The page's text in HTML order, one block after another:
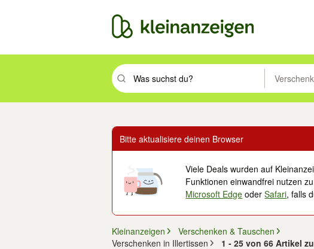
Suchbegriff eingeben. Eingabetaste drücken um zu
Bitte aktualisiere deinen Browser
Viele Deals wurden auf
Funktionen einwandfrei nutzen
Microsoft Edge oderSafari, falls
Kleinanzeigen
Verschenken & Tauschen
Verschenken in Illertissen
1 - 25 von 66 Artikel